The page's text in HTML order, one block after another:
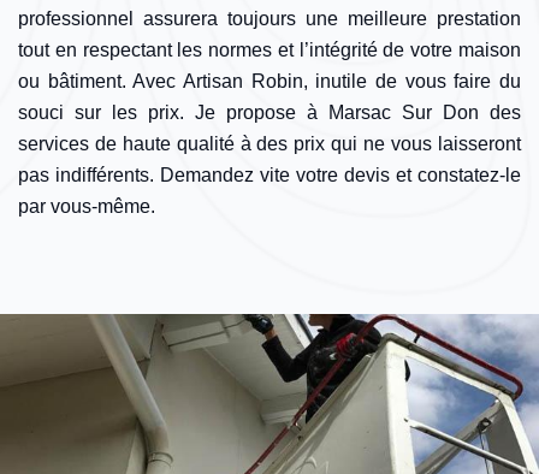
professionnel assurera toujours une meilleure prestation
tout en respectant les normes et l’intégrité de votre maison
ou bâtiment. Avec Artisan Robin, inutile de vous faire du
souci sur les prix. Je propose à Marsac Sur Don des
services de haute qualité à des prix qui ne vous laisseront
pas indifférents. Demandez vite votre devis et constatez-le
par vous-même.